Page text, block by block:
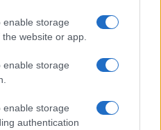
enable storage
website or app.
enable storage
enable storage
authentication
Leggi i commenti
08/2026